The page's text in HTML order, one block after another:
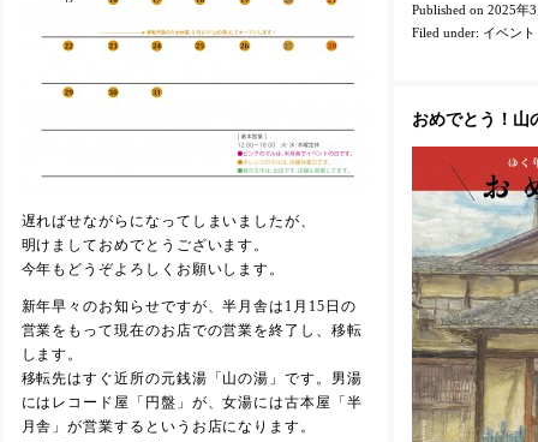
Published on 2025年
Filed under: イベント
遅ればせながらになってしまいましたが、
明けましておめでとうございます。
今年もどうぞよろしくお願いします。
新年早々のお知らせですが、半月舎は1月15日の
営業をもって現在のお店での営業を終了し、移転
します。
移転先はすぐ近所の元銭湯「山の湯」です。男湯
にはレコード屋「円盤」が、女湯には古本屋「半
月舎」が営業するというお店になります。
おめでとう！山